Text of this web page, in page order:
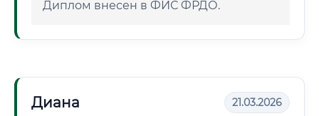
Диплом внесен в ФИС ФРДО.
Диана 21.03.2026